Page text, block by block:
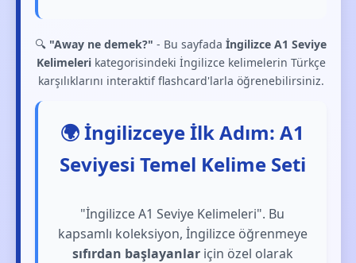
🔍 "Away ne demek?" - Bu sayfadaİngilizce A1 Seviye
Kelimelerikategorisindeki İngilizce kelimelerin Türkçe
karşılıklarını interaktif flashcard'larla öğrenebilirsiniz.
🌍 İngilizceye İlk Adım: A1
Seviyesi Temel Kelime Seti
"İngilizce A1 Seviye Kelimeleri". Bu
kapsamlı koleksiyon, İngilizce öğrenmeye
sıfırdan başlayanlariçin özel olarak